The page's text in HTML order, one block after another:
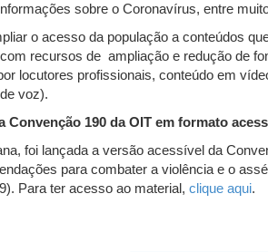
sobre o Coronavírus, entre
o acesso da população a conteúdos
recursos de ampliação e redução de
locutores profissionais, conteúdo em
voz).
Convenção 190 da OIT em formato
foi lançada a versão acessível da
para combater a violência e o
Para ter acesso ao material, clique aqui.